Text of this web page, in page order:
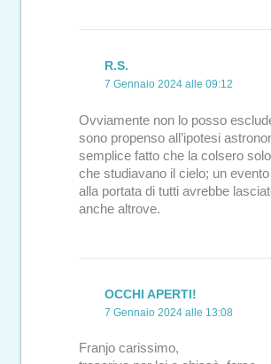
R.S.
7 Gennaio 2024 alle 09:12
Ovviamente non lo posso
sono propenso all’ipotesi
semplice fatto che la colsero
che studiavano il cielo; un
alla portata di tutti avrebbe
anche altrove.
OCCHI APERTI!
7 Gennaio 2024 alle 13:08
Franjo carissimo,